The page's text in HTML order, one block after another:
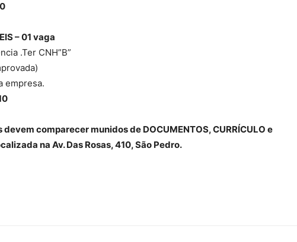
– 01 vaga
.Ter CNH”B”
empresa.
comparecer munidos de DOCUMENTOS, CURRÍCULO e
na Av. Das Rosas, 410, São Pedro.